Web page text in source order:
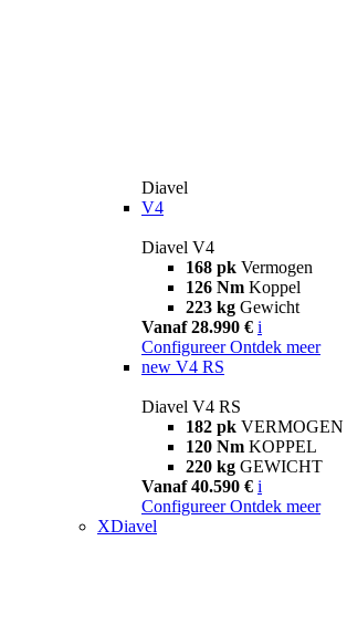
Diavel
V4
Diavel V4
168 pk Vermogen
126 Nm Koppel
223 kg Gewicht
Vanaf 28.990 € i
Configureer Ontdek meer
new V4 RS
Diavel V4 RS
182 pk VERMOGEN
120 Nm KOPPEL
220 kg GEWICHT
Vanaf 40.590 € i
Configureer Ontdek meer
XDiavel